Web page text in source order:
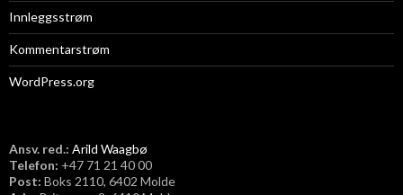
Innleggsstrøm
Kommentarstrøm
WordPress.org
Ansv. red.: Arild Waagbø
Telefon: ​+47 71 21 40 00
Post: Boks 2110, 6402 Molde